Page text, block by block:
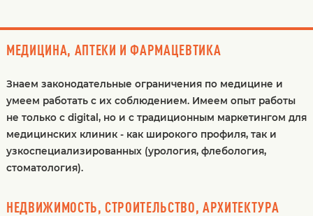
МЕДИЦИНА, АПТЕКИ И ФАРМАЦЕВТИКА
Знаем законодательные ограничения по медицине и
умеем работать с их соблюдением. Имеем опыт работы
не только с digital, но и с традиционным маркетингом для
медицинских клиник - как широкого профиля, так и
узкоспециализированных (урология, флебология,
стоматология).
НЕДВИЖИМОСТЬ, СТРОИТЕЛЬСТВО, АРХИТЕКТУРА